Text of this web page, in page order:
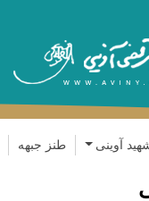
آوینی طنز جبهه